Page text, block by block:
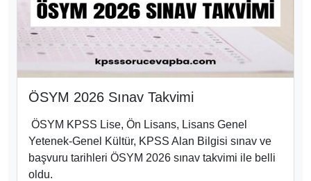
ÖSYM 2026 Sınav Takvimi
ÖSYM KPSS Lise, Ön Lisans, Lisans Genel
Yetenek-Genel Kültür, KPSS Alan Bilgisi sınav ve
başvuru tarihleri ÖSYM 2026 sınav takvimi ile belli
oldu.